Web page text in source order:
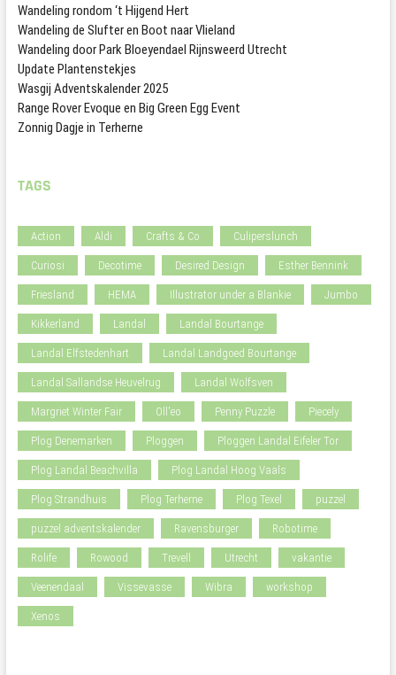
Wandeling rondom ‘t Hijgend Hert
Wandeling de Slufter en Boot naar Vlieland
Wandeling door Park Bloeyendael Rijnsweerd Utrecht
Update Plantenstekjes
Wasgij Adventskalender 2025
Range Rover Evoque en Big Green Egg Event
Zonnig Dagje in Terherne
TAGS
Action Aldi Crafts & Co Culiperslunch
Curiosi Decotime Desired Design Esther Bennink
Friesland HEMA Illustrator under a Blankie Jumbo
Kikkerland Landal Landal Bourtange
Landal Elfstedenhart Landal Landgoed Bourtange
Landal Sallandse Heuvelrug Landal Wolfsven
Margriet Winter Fair Oll'eo Penny Puzzle Piecely
Plog Denemarken Ploggen Ploggen Landal Eifeler Tor
Plog Landal Beachvilla Plog Landal Hoog Vaals
Plog Strandhuis Plog Terherne Plog Texel puzzel
puzzel adventskalender Ravensburger Robotime
Rolife Rowood Trevell Utrecht vakantie
Veenendaal Vissevasse Wibra workshop
Xenos